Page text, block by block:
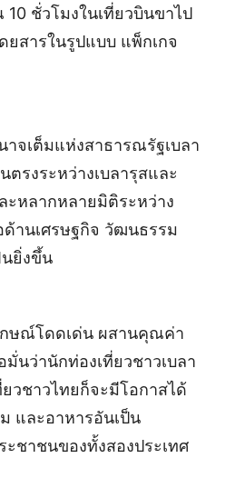
10 ชั่วโมงในเที่ยวบินขาไป
สารในรูปแบบ แพ็กเกจ
จเต็มแห่งสาธารณรัฐเบลา
ตรงระหว่างเบลารุสและ
ะหลากหลายมิติระหว่าง
ด้านเศรษฐกิจ วัฒนธรรม
ยิ่งขึ้น
กษณ์โดดเด่น ผสานคุณค่า
นว่านักท่องเที่ยวชาวเบลา
วชาวไทยก็จะมีโอกาสได้
และอาหารอันเป็น
ชาชนของทั้งสองประเทศ